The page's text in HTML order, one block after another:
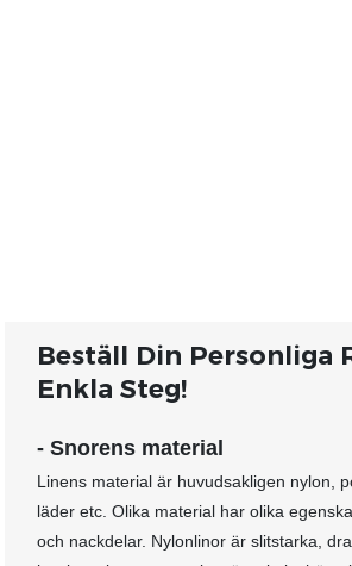
Beställ Din Personliga
Enkla Steg!
- Snorens material
Linens material är huvudsakligen nylon,
läder etc. Olika material har olika
och nackdelar. Nylonlinor är slitstarka,